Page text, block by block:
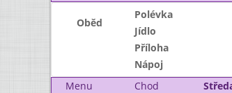
Oběd
Polévka
Jídlo
Příloha
Nápoj
Menu
Chod